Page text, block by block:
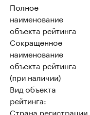
Полное
наименование
объекта рейтинга
Сокращенное
наименование
объекта рейтинга
(при наличии)
Вид объекта
рейтинга:
Страна регистрации